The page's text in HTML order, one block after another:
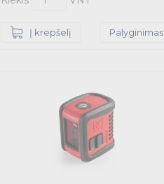
Į krepšelį Palyginimas